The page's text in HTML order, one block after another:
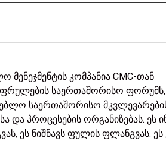
კომპანია CMC-თან
საერთაშორისო
საერთაშორისო
და პროცესების ორგანიზებას. ეს
ეს ნიშნავს ფულის ფლანგვას.